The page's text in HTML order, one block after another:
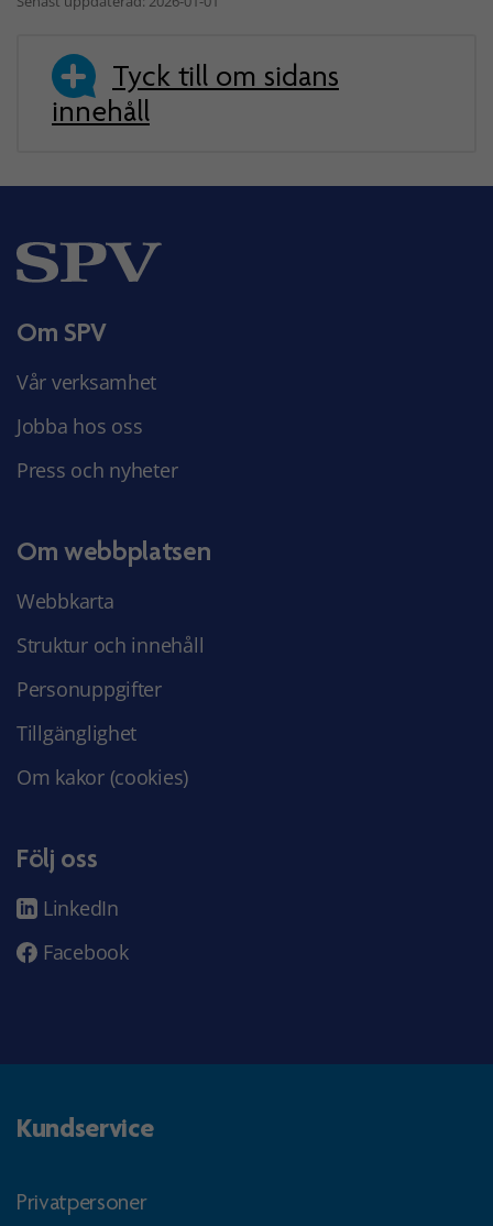
Tyck till om sidans
innehåll
Om SPV
Vår verksamhet
Jobba hos oss
Press och nyheter
Om webbplatsen
Webbkarta
Struktur och innehåll
Personuppgifter
Tillgänglighet
Om kakor (cookies)
Följ oss
LinkedIn
Facebook
Kundservice
Privatpersoner